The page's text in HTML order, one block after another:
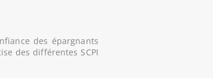
des épargnants
des différentes SCPI